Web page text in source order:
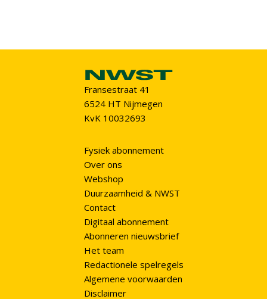
Fransestraat 41
6524 HT Nijmegen
KvK 10032693
Fysiek abonnement
Over ons
Webshop
Duurzaamheid & NWST
Contact
Digitaal abonnement
Abonneren nieuwsbrief
Het team
Redactionele spelregels
Algemene voorwaarden
Disclaimer